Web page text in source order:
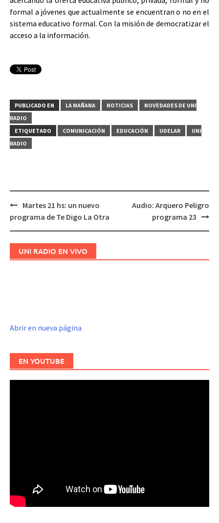
formal a jóvenes que actualmente se encuentran o no en el
sistema educativo formal. Con la misión de democratizar el
acceso a la información.
PUBLICADO EN LA MAÑANA NOTICIAS
NOVEDADES DE UNI
RADIO
ETIQUETADO
COMUNICACIÓN EDUCACIÓN UDELAR
UNI
RADIO
Navegación
de
Martes 21 hs: un nuevo
programa de Te Digo La Otra
Audio: Arquero Peligro
programa 23
UNI RADIO EN VIVO
Abrir en nueva página
EN YOUTUBE